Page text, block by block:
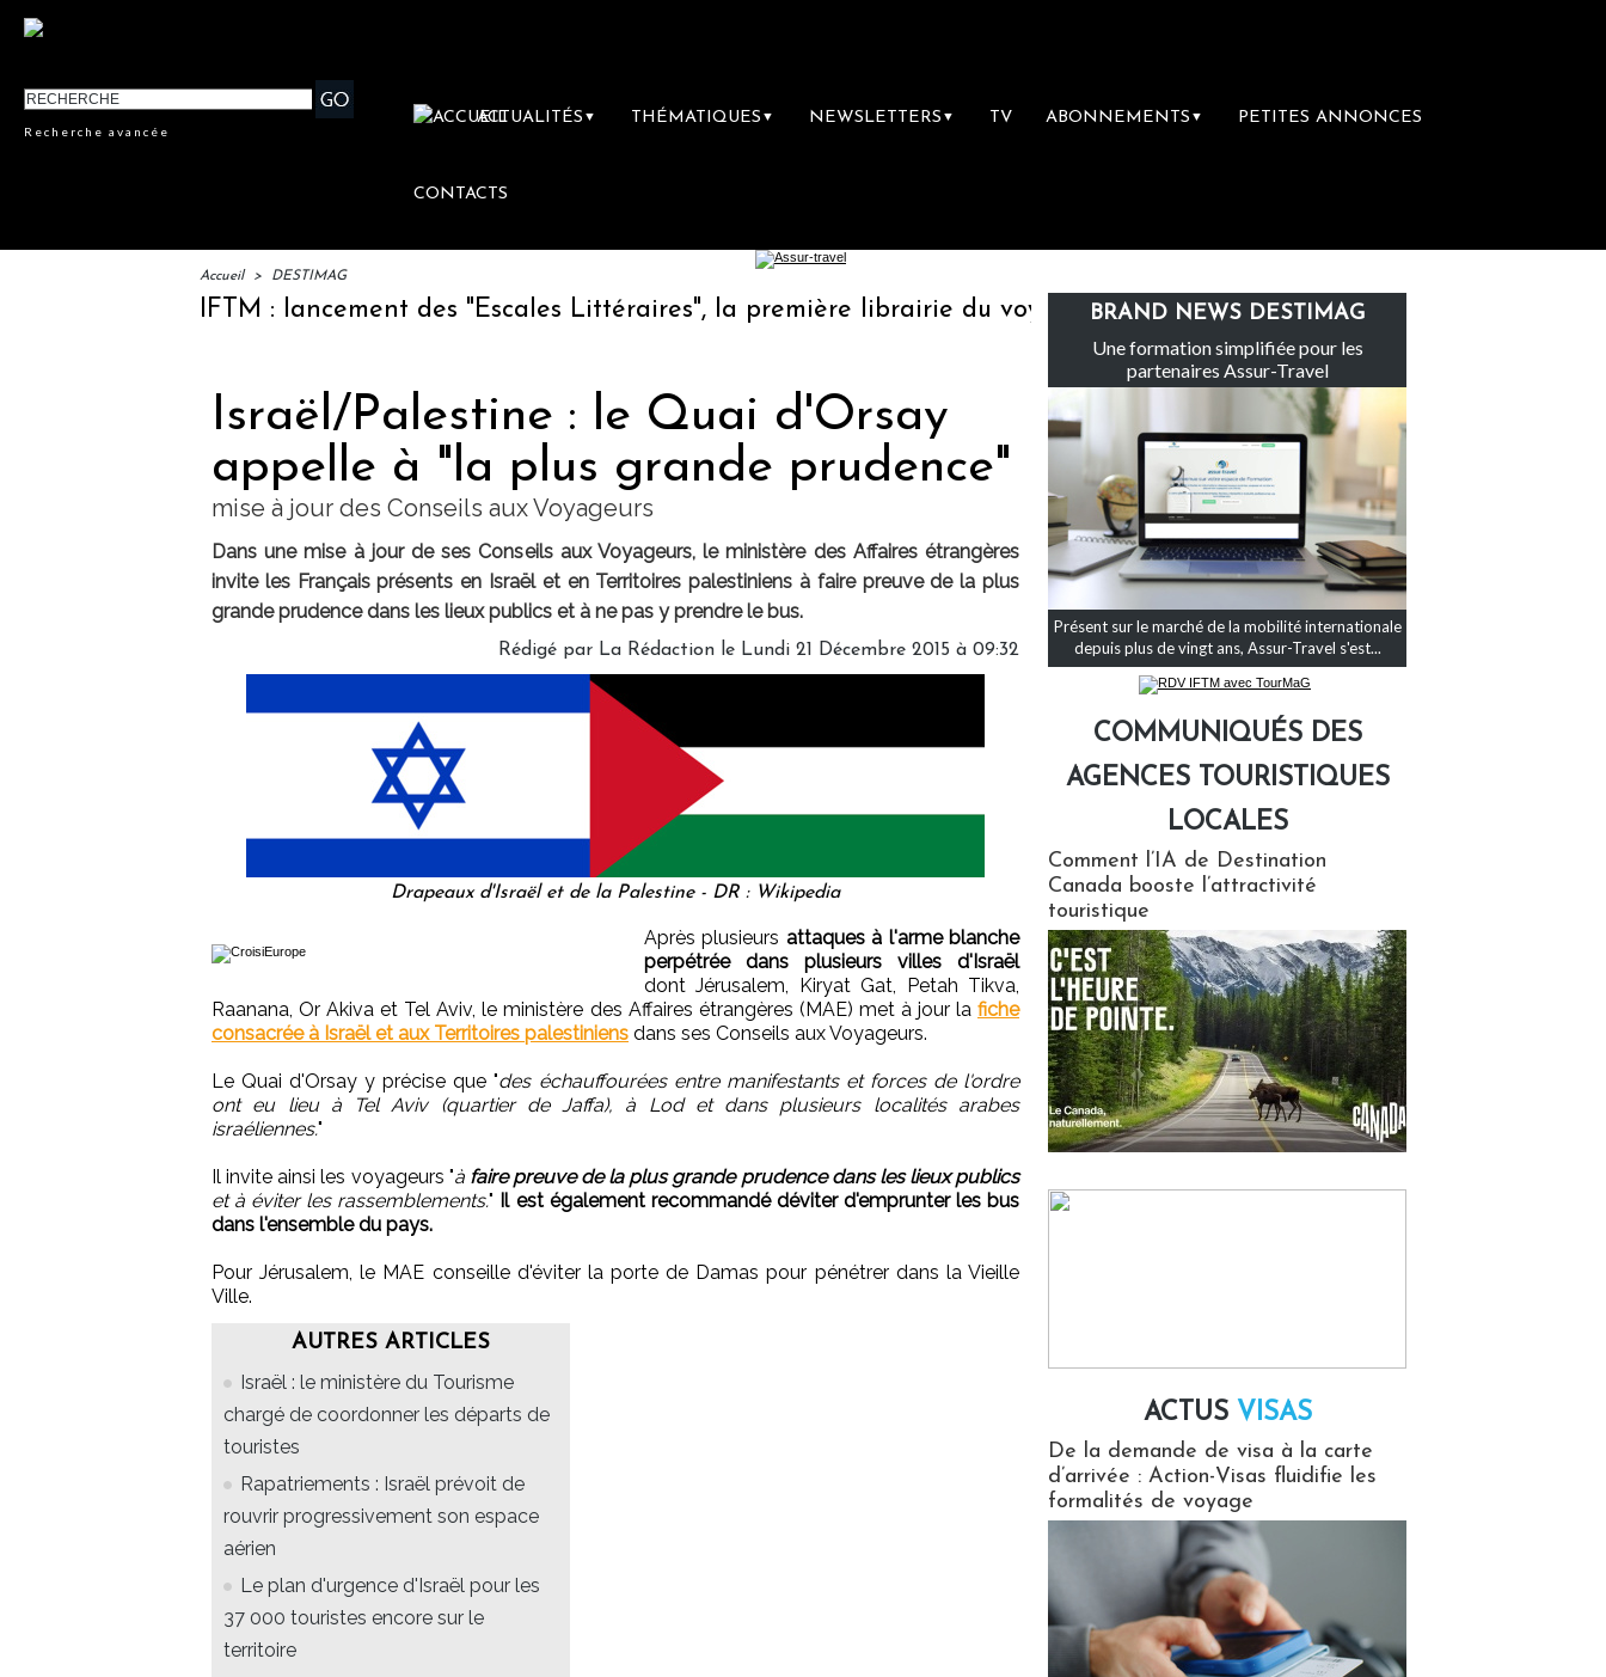
Recherche avancée
ACTUALITÉS ▼ THÉMATIQUES ▼ NEWSLETTERS ▼ TV ABONNEMENTS ▼ PETITES ANNONCES
CONTACTS
Accueil > DESTIMAG
IFTM : lancement des "Escales Littéraires", la première librairie du voyage Le groupe Sainte-Claire rachète Eden Tour
Israël/Palestine : le Quai d'Orsay
appelle à "la plus grande prudence"
mise à jour des Conseils aux Voyageurs
Dans une mise à jour de ses Conseils aux Voyageurs, le ministère des Affaires étrangères
invite les Français présents en Israël et en Territoires palestiniens à faire preuve de la plus
grande prudence dans les lieux publics et à ne pas y prendre le bus.
Rédigé par La Rédaction le Lundi 21 Décembre 2015 à 09:32
Drapeaux d'Israël et de la Palestine - DR : Wikipedia
Après plusieurs attaques à l'arme blanche
perpétrée dans plusieurs villes d'Israël
dont Jérusalem, Kiryat Gat, Petah Tikva,
Raanana, Or Akiva et Tel Aviv, le ministère des Affaires étrangères (MAE) met à jour la fiche
consacrée à Israël et aux Territoires palestiniens dans ses Conseils aux Voyageurs.
Le Quai d'Orsay y précise que "des échauffourées entre manifestants et forces de l'ordre
ont eu lieu à Tel Aviv (quartier de Jaffa), à Lod et dans plusieurs localités arabes
israéliennes."
Il invite ainsi les voyageurs "à faire preuve de la plus grande prudence dans les lieux publics
et à éviter les rassemblements." Il est également recommandé déviter d'emprunter les bus
dans l'ensemble du pays.
Pour Jérusalem, le MAE conseille d'éviter la porte de Damas pour pénétrer dans la Vieille
Ville.
AUTRES ARTICLES
Israël : le ministère du Tourisme
chargé de coordonner les départs de
touristes
Rapatriements : Israël prévoit de
rouvrir progressivement son espace
aérien
Le plan d'urgence d'Israël pour les
37 000 touristes encore sur le
territoire
BRAND NEWS DESTIMAG
Une formation simplifiée pour les
partenaires Assur-Travel
Présent sur le marché de la mobilité internationale
depuis plus de vingt ans, Assur-Travel s'est...
COMMUNIQUÉS DES
AGENCES TOURISTIQUES
LOCALES
Comment l’IA de Destination
Canada booste l’attractivité
touristique
ACTUS VISAS
De la demande de visa à la carte
d’arrivée : Action-Visas fluidifie les
formalités de voyage